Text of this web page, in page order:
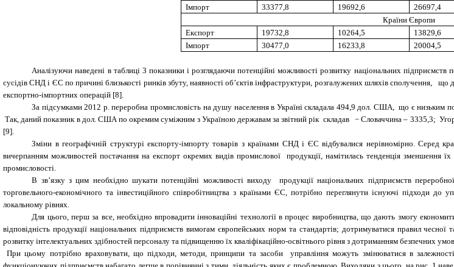
Імпорт
33377,8 19692,6 26697,4
Країни Європи
Експорт
19732,8 10264,5 13829,6
Імпорт
30477,0 16233,8 20004,5
Аналізуючи наведені в таблиці 3 показники і розглядаючи потенційні можливості розвитку національних
сусідів СНД і ЄС по причині близькості ринків збуту, наявності об’єктів інфраструктури, розгалужених шляхів сполучення,
експортно-імпортних операцій [8].
За підсумками 2012 р. переробна промисловість на душу населення в Україні складала 494,9 дол. США, що є низьким
Так, даний показник в дол. США по окремим суміжним з Україною державам за звітний рік складав − Словаччина – 3335,3;
[9].
Зміни в географічній структурі експорту-імпорту товарів з країнами СНД і ЄС відбувалися нерівномірно.
вичерпанням можливостей постачання на експорт окремих видів промислової продукції, намітилась тенденція зменшення
промисловості.
В зв’язку з цим необхідно шукати потенційні можливості виходу продукції національних підприємств
торговельного-економічного та інвестиційного співробітництва з країнами ЄС, потрібно переглянути існуючі підходи
локальному рівнях.
Для цього, перш за все, необхідно впровадити інноваційні технології в процес виробництва, що дають змогу
відповідність продукції національних підприємств вимогам європейських норм та стандартів; дотримуватися правил
розвитку інтелектуальних здібностей персоналу та підвищенню їх кваліфікаційно-освітнього рівня з дотриманням безпечних
При цьому потрібно враховувати, що підходи, методи, принципи та засоби управління можуть змінюватися в